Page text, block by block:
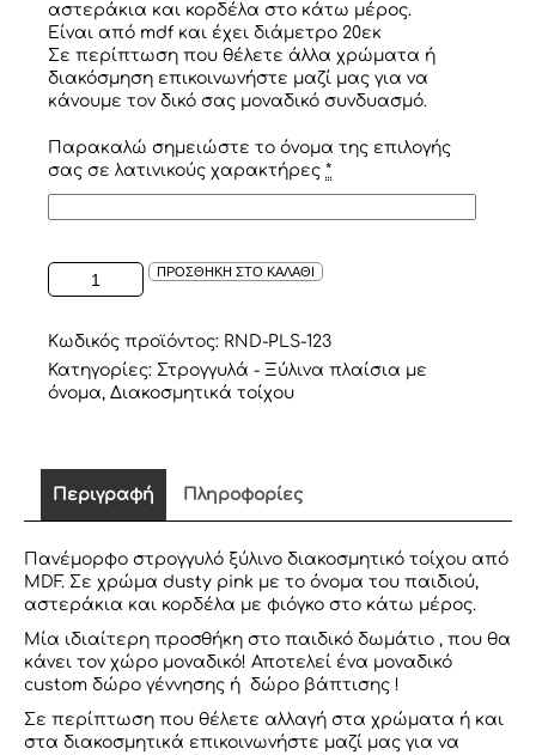
αστεράκια και κορδέλα στο κάτω μέρος.
Είναι από mdf και έχει διάμετρο 20εκ
Σε περίπτωση που θέλετε άλλα χρώματα ή
διακόσμηση επικοινωνήστε μαζί μας για να
κάνουμε τον δικό σας μοναδικό συνδυασμό.
Παρακαλώ σημειώστε το όνομα της επιλογής
σας σε λατινικούς χαρακτήρες *
ΣΤΡΟΓΓΥΛΟ
ΞΥΛΙΝΟ
ΜΕ
ΟΝΟΜΑ
,
DUSTY
ΠΡΟΣΘΗΚΗ ΣΤΟ ΚΑΛΑΘΙ
Κωδικός προϊόντος: RND-PLS-123
Κατηγορίες: Στρογγυλά - Ξύλινα πλαίσια με
όνομα, Διακοσμητικά τοίχου
Περιγραφή Πληροφορίες
Πανέμορφο στρογγυλό ξύλινο διακοσμητικό τοίχου από
MDF. Σε χρώμα dusty pink με το όνομα του παιδιού,
αστεράκια και κορδέλα με φιόγκο στο κάτω μέρος.
Μία ιδιαίτερη προσθήκη στο παιδικό δωμάτιο , που θα
κάνει τον χώρο μοναδικό! Αποτελεί ένα μοναδικό
custom δώρο γέννησης ή δώρο βάπτισης !
Σε περίπτωση που θέλετε αλλαγή στα χρώματα ή και
στα διακοσμητικά επικοινωνήστε μαζί μας για να